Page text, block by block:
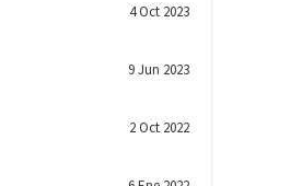
4 Oct 2023
9 Jun 2023
2 Oct 2022